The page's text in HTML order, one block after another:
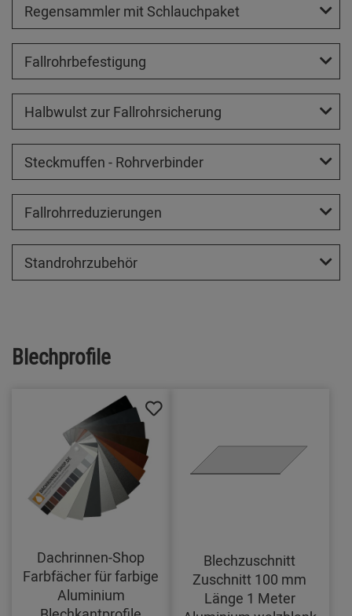
Regensammler mit Schlauchpaket
Fallrohrbefestigung
Halbwulst zur Fallrohrsicherung
Steckmuffen - Rohrverbinder
Fallrohrreduzierungen
Standrohrzubehör
Blechprofile
Dachrinnen-Shop
Farbfächer für farbige
Aluminium
Blechzuschnitt
Zuschnitt 100 mm
Länge 1 Meter